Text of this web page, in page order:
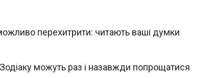
перехитрити: читають ваші думки
можуть раз і назавжди попрощатися